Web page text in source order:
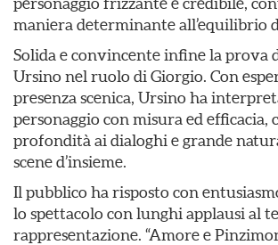
maniera determinante all’equilibrio
Solida e convincente infine la prova
Ursino nel ruolo di Giorgio. Con
presenza scenica, Ursino ha
personaggio con misura ed efficacia,
profondità ai dialoghi e grande
scene d’insieme.
Il pubblico ha risposto con
lo spettacolo con lunghi applausi al
rappresentazione. “Amore e